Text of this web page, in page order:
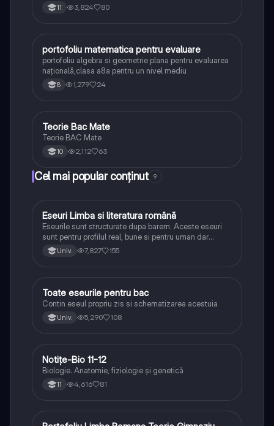
11 3,824 80
Matematică
portofoliu matematica pentru evaluare
portofoliu algebra si geometrie plana pentru evaluarea
națională,clasa a8a pentru un nivel mediu
8 1,279 24
Matematică
Teorie Bac Mate
Teorie BAC Mate
10 2,112 63
Cel mai popular conținut 9
Limba și literatura română
Eseuri Limba si literatura română
Eseurile sunt structurate dupa barem. Aceste eseuri
sunt pentru profilul real, bune si pentru uman dar
lipsesc relatiile dintre personaje si caracrerizarile.
Univ. 7,827 155
Limba și literatura română
Toate eseurile pentru bac
Contin eseul propriu zis si schematizarea acestuia
Univ. 5,290 108
Biologie
Notițe-Bio 11-12
Biologie. Anatomie, fiziologie și genetică
11 4,616 81